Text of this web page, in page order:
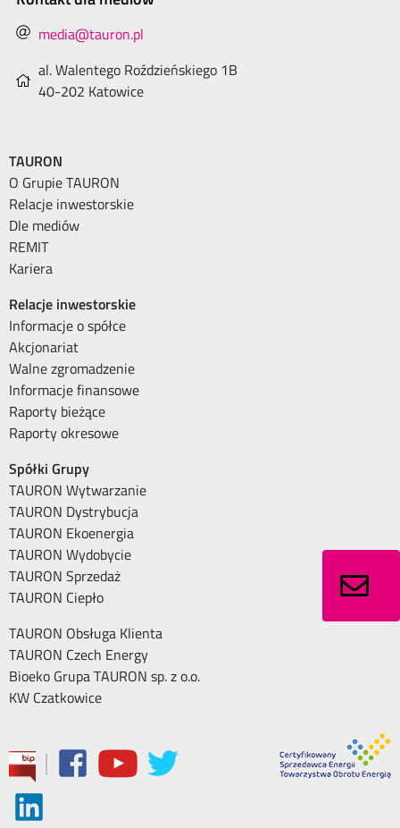
media@tauron.pl
al. Walentego Roździeńskiego 1B
40-202 Katowice
TAURON
O Grupie TAURON
Relacje inwestorskie
Dle mediów
REMIT
Kariera
Relacje inwestorskie
Informacje o spółce
Akcjonariat
Walne zgromadzenie
Informacje finansowe
Raporty bieżące
Raporty okresowe
Spółki Grupy
TAURON Wytwarzanie
TAURON Dystrybucja
TAURON Ekoenergia
TAURON Wydobycie
TAURON Sprzedaż
TAURON Ciepło
TAURON Obsługa Klienta
TAURON Czech Energy
Bioeko Grupa TAURON sp. z o.o.
KW Czatkowice
|